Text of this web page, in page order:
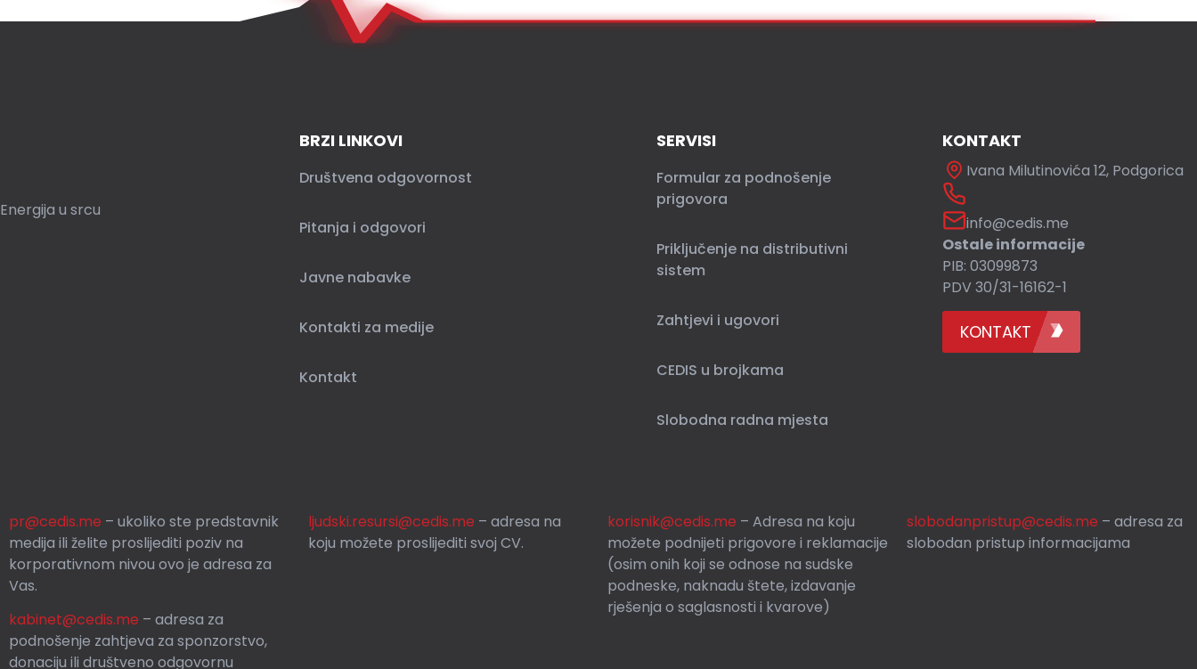
Energija u srcu
BRZI LINKOVI
Društvena odgovornost
Pitanja i odgovori
Javne nabavke
Kontakti za medije
Kontakt
SERVISI
Formular za podnošenje
prigovora
Priključenje na distributivni
sistem
Zahtjevi i ugovori
CEDIS u brojkama
Slobodna radna mjesta
KONTAKT
Ivana Milutinovića 12, Podgorica
info@cedis.me
Ostale informacije
PIB: 03099873
PDV 30/31-16162-1
KONTAKT
pr@cedis.me – ukoliko ste predstavnik
medija ili želite proslijediti poziv na
korporativnom nivou ovo je adresa za
Vas.
kabinet@cedis.me – adresa za
podnošenje zahtjeva za sponzorstvo,
donaciju ili društveno odgovornu
ljudski.resursi@cedis.me – adresa na
koju možete proslijediti svoj CV.
korisnik@cedis.me – Adresa na koju
možete podnijeti prigovore i reklamacije
(osim onih koji se odnose na sudske
podneske, naknadu štete, izdavanje
rješenja o saglasnosti i kvarove)
slobodanpristup@cedis.me – adresa za
slobodan pristup informacijama